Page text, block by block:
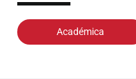
Académica